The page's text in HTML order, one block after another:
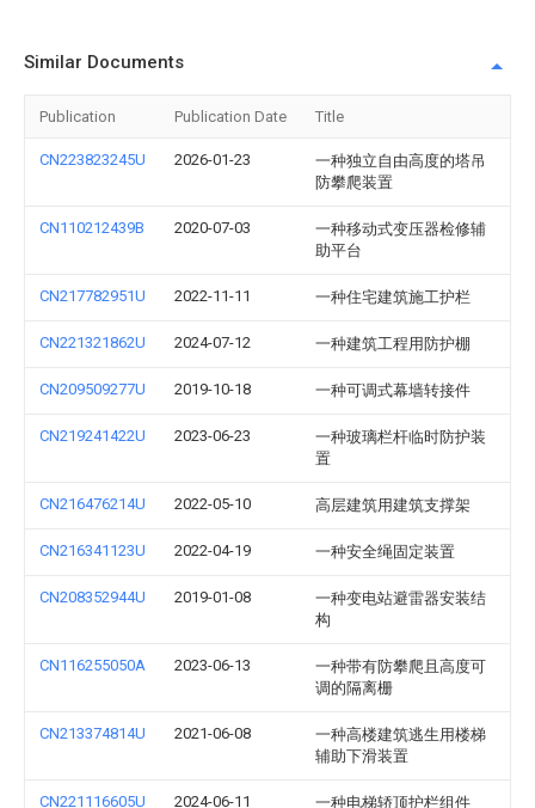
Similar Documents
Publication Publication Date Title
CN223823245U 2026-01-23
一种独立自由高度的塔吊
防攀爬装置
CN110212439B 2020-07-03
一种移动式变压器检修辅
助平台
CN217782951U 2022-11-11 一种住宅建筑施工护栏
CN221321862U 2024-07-12 一种建筑工程用防护棚
CN209509277U 2019-10-18 一种可调式幕墙转接件
CN219241422U 2023-06-23
一种玻璃栏杆临时防护装
置
CN216476214U 2022-05-10 高层建筑用建筑支撑架
CN216341123U 2022-04-19 一种安全绳固定装置
CN208352944U 2019-01-08
一种变电站避雷器安装结
构
CN116255050A 2023-06-13
一种带有防攀爬且高度可
调的隔离栅
CN213374814U 2021-06-08
一种高楼建筑逃生用楼梯
辅助下滑装置
CN221116605U 2024-06-11 一种电梯轿顶护栏组件